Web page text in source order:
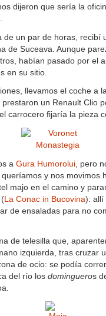
dijeron que sería la
de un par de horas, recibí
de Suceava. Aunque
habían pasado por el
en su sitio.
llevamos el coche a
un Renault Clio
carrocero fijaría la pieza
a Gura Humorolui , pero
y nos movimos
majo en el camino y
(La Conac in Bucovina): allí
de ensaladas para no
de telesilla que,
izquierda, tras cruzar
de ocio: se podía
del río los domingueros